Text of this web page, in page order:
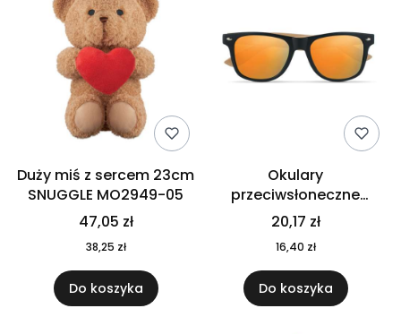
Duży miś z sercem 23cm
SNUGGLE MO2949-05
47,05 zł
38,25 zł
Do koszyka
Okulary
przeciwsłoneczne
CALIFORNIA TOUCH
MO9617-10
20,17 zł
16,40 zł
Do koszyka